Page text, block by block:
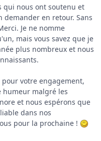
qui nous ont soutenu et
en retour. Sans
Je ne nomme
mais vous savez que je
plus nombreux et nous
votre engagement,
humeur malgré les
et nous espérons que
dans nos
pour la prochaine !